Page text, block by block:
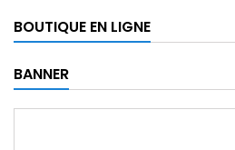
BOUTIQUE EN LIGNE
BANNER